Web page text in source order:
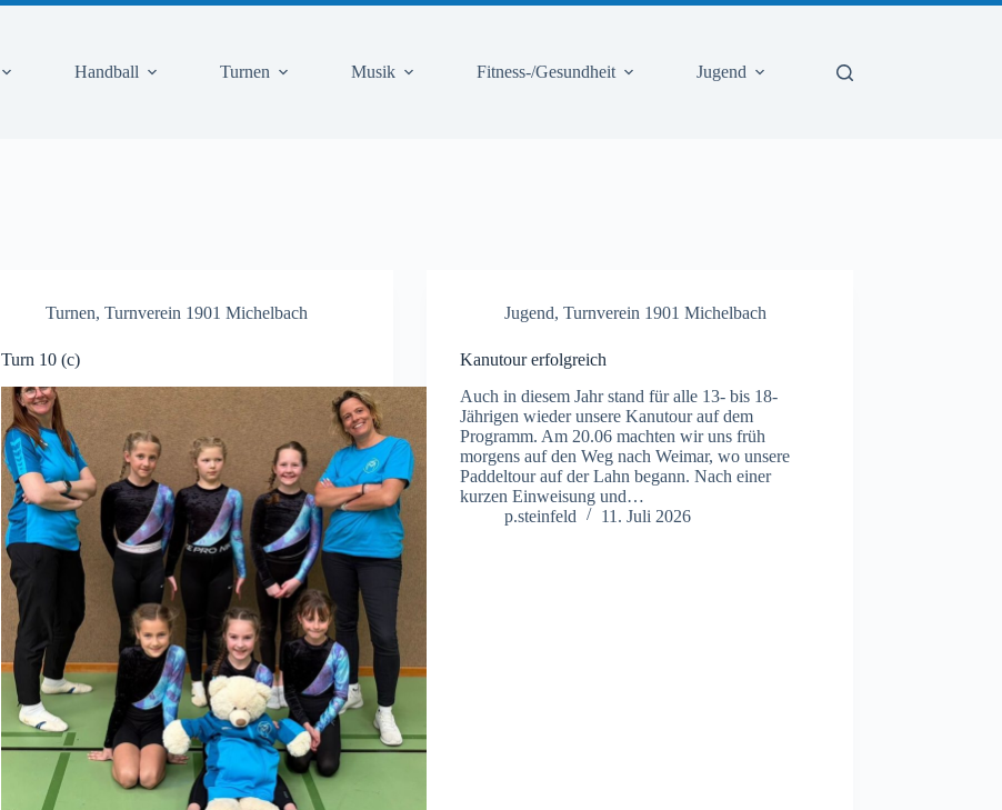
Handball Turnen Musik Fitness-/Gesundheit Jugend
Turnen,Turnverein 1901 Michelbach
Turn 10 (c)
Jugend,Turnverein 1901 Michelbach
Kanutour erfolgreich
Auch in diesem Jahr stand für alle 13- bis 18-
Jährigen wieder unsere Kanutour auf dem
Programm. Am 20.06 machten wir uns früh
morgens auf den Weg nach Weimar, wo unsere
Paddeltour auf der Lahn begann. Nach einer
kurzen Einweisung und…
p.steinfeld
11. Juli 2026